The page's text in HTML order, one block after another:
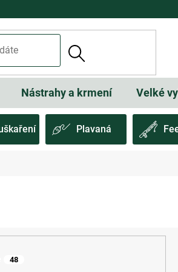
Nástrahy a krmení Velké
Plavaná
48